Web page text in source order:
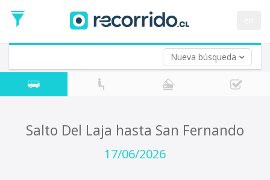
Nueva búsqueda
de
Ida
Vuelta (opcional)
Fecha
de
Salto Del Laja hasta San Fernando
17/06/2026